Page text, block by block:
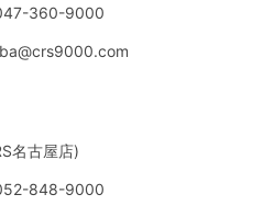
360-9000
名古屋店)
848-9000